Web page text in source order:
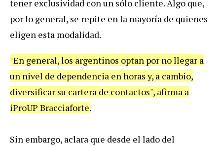
tener exclusividad con un sólo cliente. Algo que,
por lo general, se repite en la mayoría de quienes
eligen esta modalidad.
"En general, los argentinos optan por no llegar a
un nivel de dependencia en horas y, a cambio,
diversificar su cartera de contactos", afirma a
iProUP Bracciaforte.
Sin embargo, aclara que desde el lado del